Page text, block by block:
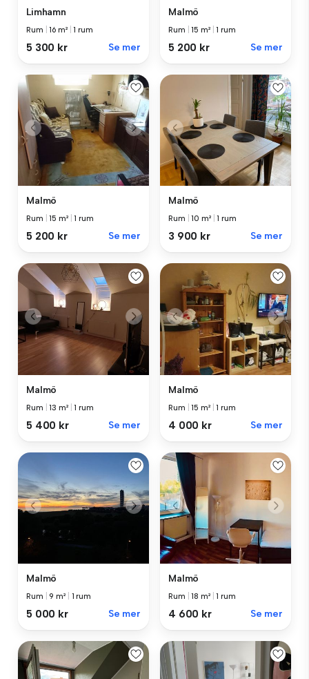
Limhamn
Rum |16 m² |1 rum
5 300 kr Se mer
Malmö
Rum |15 m² |1 rum
5 200 kr Se mer
Malmö
Rum |15 m² |1 rum
5 200 kr Se mer
Malmö
Rum |10 m² |1 rum
3 900 kr Se mer
Malmö
Rum |13 m² |1 rum
5 400 kr Se mer
Malmö
Rum |15 m² |1 rum
4 000 kr Se mer
Malmö
Rum |9 m² 1 rum
5 000 kr Se mer
Malmö
Rum |18 m² |1 rum
4 600 kr Se mer